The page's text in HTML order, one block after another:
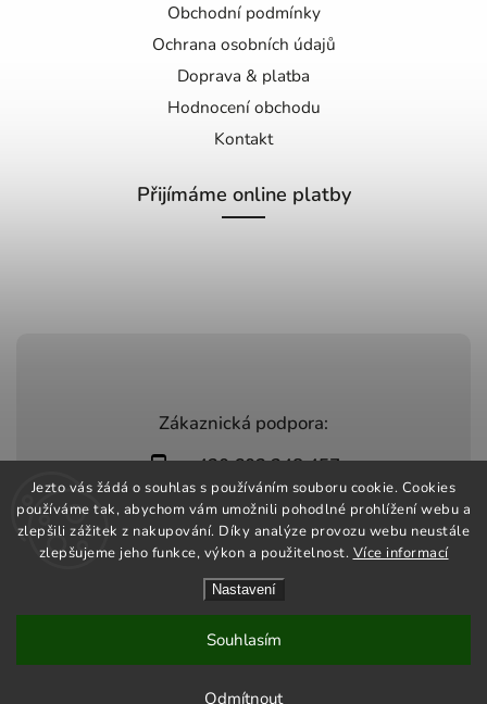
Jezto vás žádá o souhlas s používáním souboru cookie. Cookies
používáme tak, abychom vám umožnili pohodlné prohlížení webu a
zlepšili zážitek z nakupování. Díky analýze provozu webu neustále
zlepšujeme jeho funkce, výkon a použitelnost. Více informací
Nastavení
Odmítnout
Souhlasím
Zákaznická podpora:
+420 603 248 457
info@jeztomarket.cz
Obchodní podmínky
Ochrana osobních údajů
Doprava & platba
Hodnocení obchodu
Kontakt
Přijímáme online platby
Shoptet | Design